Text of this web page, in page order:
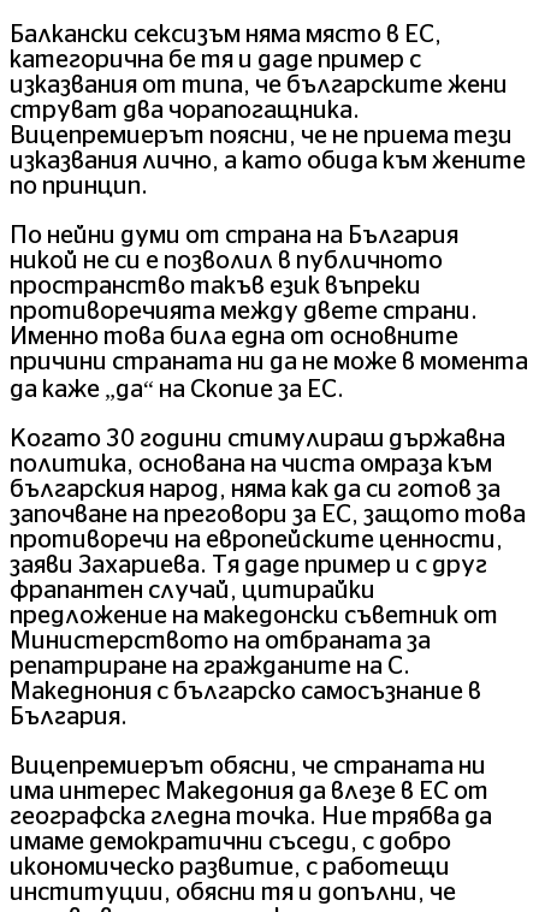
Балкански сексизъм няма място в ЕС,
категорична бе тя и даде пример с
изказвания от типа, че българските жени
струват два чорапогащника.
Вицепремиерът поясни, че не приема тези
изказвания лично, а като обида към жените
по принцип.
По нейни думи от страна на България
никой не си е позволил в публичното
пространство такъв език въпреки
противоречията между двете страни.
Именно това била една от основните
причини страната ни да не може в момента
да каже „да“ на Скопие за ЕС.
Когато 30 години стимулираш държавна
политика, основана на чиста омраза към
българския народ, няма как да си готов за
започване на преговори за ЕС, защото това
противоречи на европейските ценности,
заяви Захариева. Тя даде пример и с друг
фрапантен случай, цитирайки
предложение на македонски съветник от
Министерството на отбраната за
репатриране на гражданите на С.
Македнония с българско самосъзнание в
България.
Вицепремиерът обясни, че страната ни
има интерес Македония да влезе в ЕС от
географска гледна точка. Ние трябва да
имаме демократични съседи, с добро
икономическо развитие, с работещи
институции, обясни тя и допълни, че